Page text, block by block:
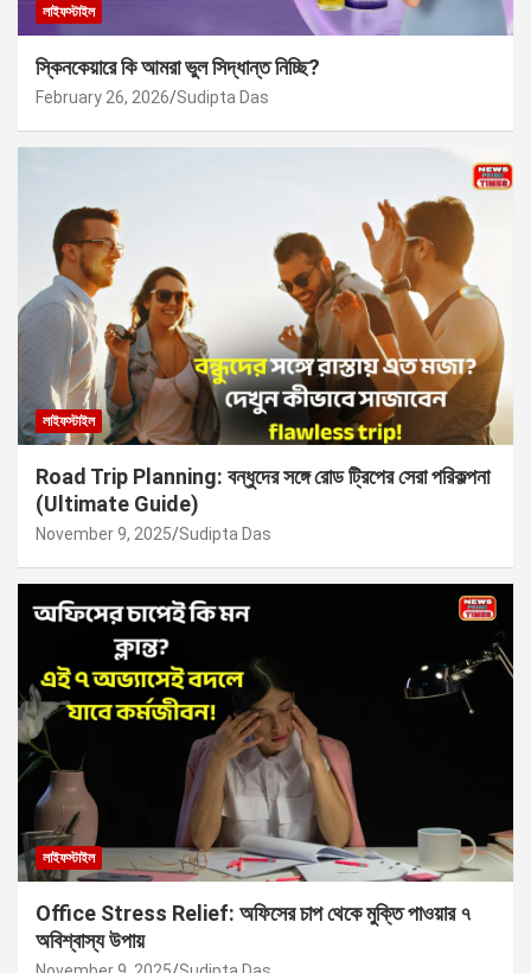
লাইফস্টাইল
স্কিনকেয়ারে কি আমরা ভুল সিদ্ধান্ত নিচ্ছি?
February 26, 2026 Sudipta Das
লাইফস্টাইল
Road Trip Planning: বন্ধুদের সঙ্গে রোড ট্রিপের সেরা পরিকল্পনা
(Ultimate Guide)
November 9, 2025 Sudipta Das
লাইফস্টাইল
Office Stress Relief: অফিসের চাপ থেকে মুক্তি পাওয়ার ৭
অবিশ্বাস্য উপায়